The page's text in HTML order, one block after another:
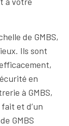
de GMBS,
Ils sont
en
à GMBS,
et d’un
GMBS